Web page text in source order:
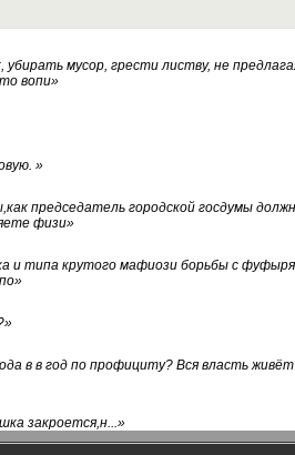
мусор, грести листву, не
вопи»
»
председатель городской госдумы
физи»
и типа крутого мафиози борьбы с
»
»
в в год по профициту? Вся власть живёт
закроется,н...»